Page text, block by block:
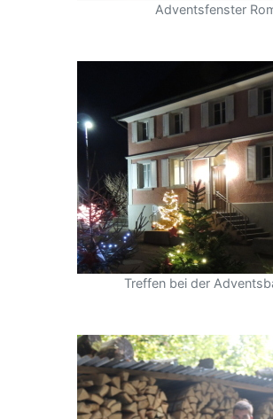
Adventsfenster
Treffen bei der